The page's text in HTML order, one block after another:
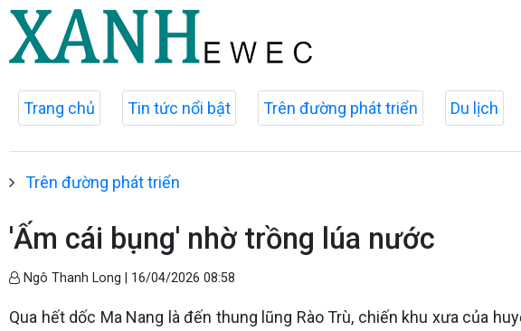
Trang chủ Tin tức nổi bật Trên đường phát triển Du lịch
Trên đường phát triển
'Ấm cái bụng' nhờ trồng lúa nước
Ngô Thanh Long | 16/04/2026 08:58
Qua hết dốc Ma Nang là đến thung lũng Rào Trù, chiến khu xưa của